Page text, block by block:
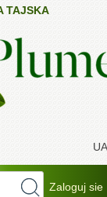
TAJSKA
UA